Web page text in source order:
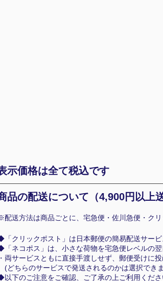
示価格は全て税込です
品の配送について（4,900円以上
配送方法は商品ごとに、宅急便・佐川急便・ク
「クリックポスト」は日本郵便の簡易配送サービ
「ネコポス」は、小さな荷物を宅急便レベルの翌
・両サービスともに直接手渡しせず、郵便受けに
(どちらのサービスで発送されるのかは選択でき
以下のご注意をご確認、ご了承の上ご利用くださ